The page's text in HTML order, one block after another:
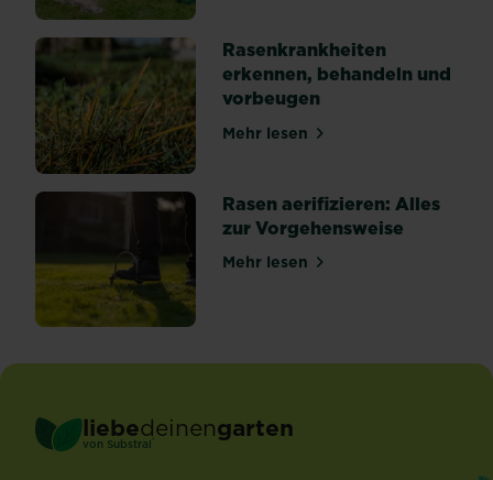
Jungpflanzen
von
Rasenkrankheiten
erkennen, behandeln und
vorbeugen
Mehr lesenüber Rasenkrankheiten
Rasen aerifizieren: Alles
zur Vorgehensweise
Mehr lesenüber Rasen aerifizieren:
liebedeinengarten
von Substral ®